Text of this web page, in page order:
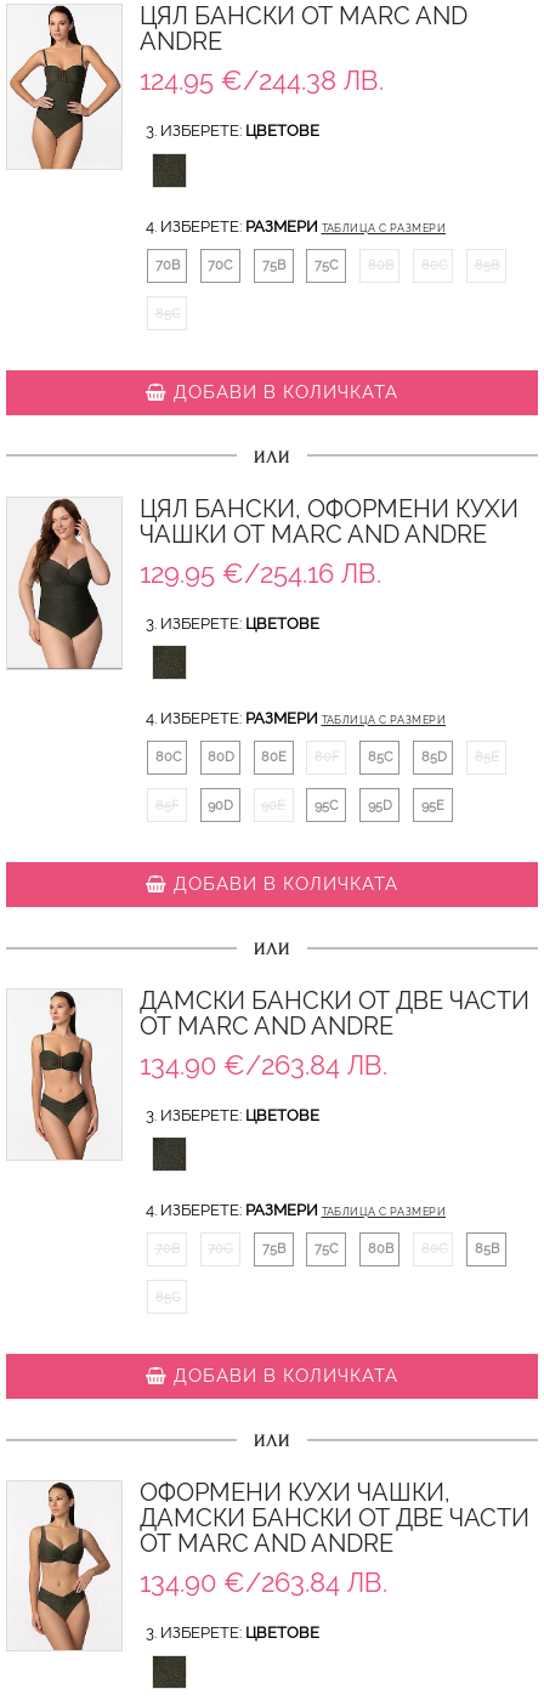
ЦЯЛ БАНСКИ ОТ MARC AND
ANDRE
124.95 €/244.38 ЛВ.
3. ИЗБЕРЕТЕ: ЦВЕТОВЕ
4. ИЗБЕРЕТЕ: РАЗМЕРИ ТАБЛИЦА С РАЗМЕРИ
70B 70C 75B 75C 80B 80C 85B
85C
ДОБАВИ В КОЛИЧКАТА
ИЛИ
ЦЯЛ БАНСКИ, ОФОРМЕНИ КУХИ
ЧАШКИ ОТ MARC AND ANDRE
129.95 €/254.16 ЛВ.
3. ИЗБЕРЕТЕ: ЦВЕТОВЕ
4. ИЗБЕРЕТЕ: РАЗМЕРИ ТАБЛИЦА С РАЗМЕРИ
80C 80D 80E 80F 85C 85D 85E
85F 90D 90E 95C 95D 95E
ДОБАВИ В КОЛИЧКАТА
ИЛИ
ДАМСКИ БАНСКИ ОТ ДВЕ ЧАСТИ
ОТ MARC AND ANDRE
134.90 €/263.84 ЛВ.
3. ИЗБЕРЕТЕ: ЦВЕТОВЕ
4. ИЗБЕРЕТЕ: РАЗМЕРИ ТАБЛИЦА С РАЗМЕРИ
70B 70C 75B 75C 80B 80C 85B
85C
ДОБАВИ В КОЛИЧКАТА
ИЛИ
ОФОРМЕНИ КУХИ ЧАШКИ,
ДАМСКИ БАНСКИ ОТ ДВЕ ЧАСТИ
ОТ MARC AND ANDRE
134.90 €/263.84 ЛВ.
3. ИЗБЕРЕТЕ: ЦВЕТОВЕ